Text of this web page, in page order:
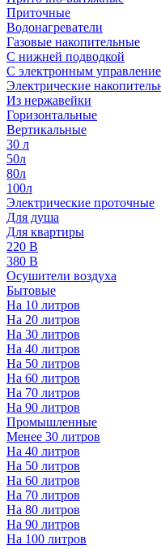
Приточные
Водонагреватели
Газовые накопительные
С нижней подводкой
С электронным
Электрические
Из нержавейки
Горизонтальные
Вертикальные
30 л
50л
80л
100л
Электрические проточные
Для душа
Для квартиры
220 В
380 В
Осушители воздуха
Бытовые
На 10 литров
На 20 литров
На 30 литров
На 40 литров
На 50 литров
На 60 литров
На 70 литров
На 90 литров
Промышленные
Менее 30 литров
На 40 литров
На 50 литров
На 60 литров
На 70 литров
На 80 литров
На 90 литров
На 100 литров